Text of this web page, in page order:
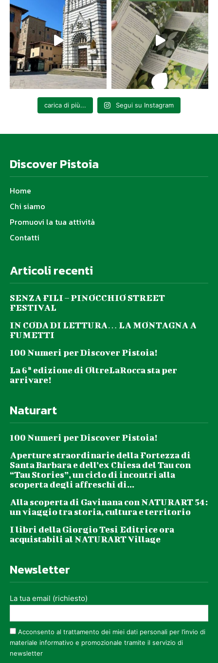
carica di più... Segui su Instagram
Discover Pistoia
Home
Chi siamo
Promuovi la tua attività
Contatti
Articoli recenti
SENZA FILI – PINOCCHIO STREET
FESTIVAL
IN CODA DI LETTURA… LA MONTAGNA A
FUMETTI
100 Numeri per Discover Pistoia!
La 6ª edizione di OltreLaRocca sta per
arrivare!
Naturart
100 Numeri per Discover Pistoia!
Aperture straordinarie della Fortezza di
Santa Barbara e dell’ex Chiesa del Tau con
“Tau Stories”, un ciclo di incontri alla
scoperta degli affreschi di...
Alla scoperta di Gavinana con NATURART 54:
un viaggio tra storia, cultura e territorio
I libri della Giorgio Tesi Editrice ora
acquistabili al NATURART Village
Newsletter
La tua email (richiesto)
Acconsento al trattamento dei miei dati personali per l’invio di
materiale informativo e promozionale tramite il servizio di
newsletter